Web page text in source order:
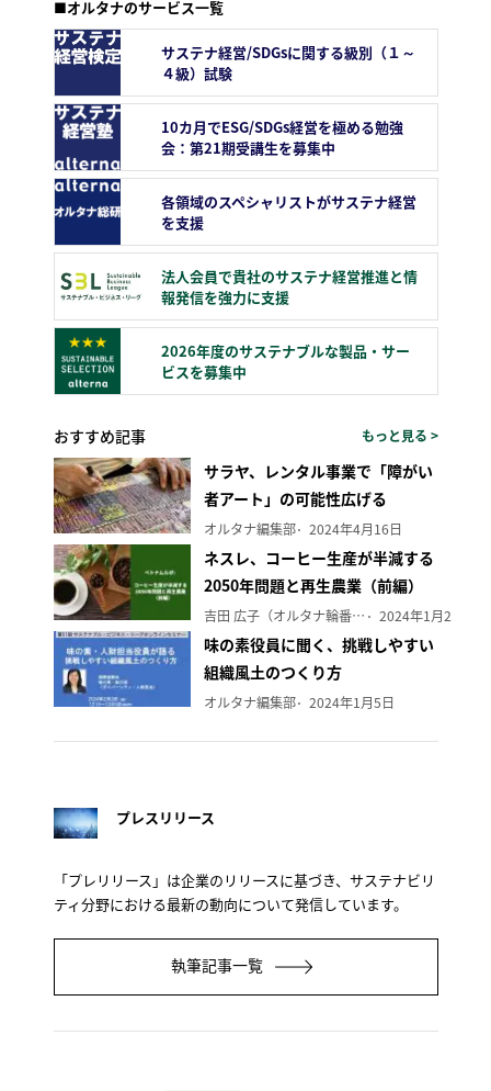
■オルタナのサービス一覧
サステナ経営/SDGsに関する級別（１～
４級）試験
10カ月でESG/SDGs経営を極める勉強
会：第21期受講生を募集中
各領域のスペシャリストがサステナ経営
を支援
法人会員で貴社のサステナ経営推進と情
報発信を強力に支援
2026年度のサステナブルな製品・サー
ビスを募集中
おすすめ記事 もっと見る >
サラヤ、レンタル事業で「障がい
者アート」の可能性広げる
オルタナ編集部 2024年4月16日
ネスレ、コーヒー生産が半減する
2050年問題と再生農業（前編）
吉田 広子（オルタナ輪番編集長） 2024年1月29日
味の素役員に聞く、挑戦しやすい
組織風土のつくり方
オルタナ編集部 2024年1月5日
プレスリリース
「プレリリース」は企業のリリースに基づき、サステナビリ
ティ分野における最新の動向について発信しています。
執筆記事一覧